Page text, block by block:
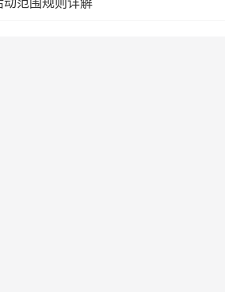
动范围规则详解